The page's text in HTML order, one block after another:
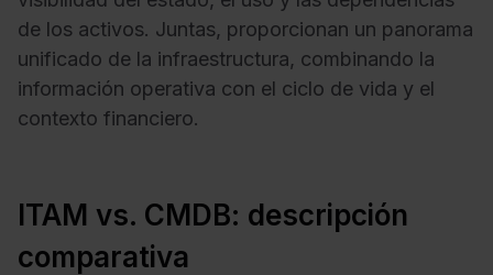
de los activos. Juntas, proporcionan un panorama
unificado de la infraestructura, combinando la
información operativa con el ciclo de vida y el
contexto financiero.
ITAM vs. CMDB: descripción
comparativa